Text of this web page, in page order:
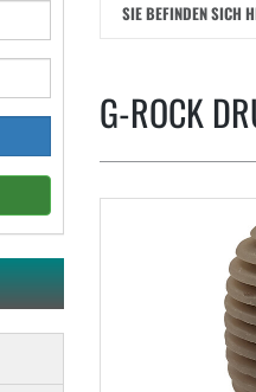
SIE BEFINDEN SICH
G-ROCK